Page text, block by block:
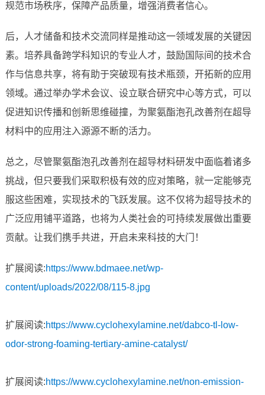
规范市场秩序，保障产品质量，增强消费者信心。
后，人才储备和技术交流同样是推动这一领域发展的关键因
素。培养具备跨学科知识的专业人才，鼓励国际间的技术合
作与信息共享，将有助于突破现有技术瓶颈，开拓新的应用
领域。通过举办学术会议、设立联合研究中心等方式，可以
促进知识传播和创新思维碰撞，为聚氨酯泡孔改善剂在超导
材料中的应用注入源源不断的活力。
总之，尽管聚氨酯泡孔改善剂在超导材料研发中面临着诸多
挑战，但只要我们采取积极有效的应对策略，就一定能够克
服这些困难，实现技术的飞跃发展。这不仅将为超导技术的
广泛应用铺平道路，也将为人类社会的可持续发展做出重要
贡献。让我们携手共进，开启未来科技的大门！
扩展阅读:https://www.bdmaee.net/wp-
content/uploads/2022/08/115-8.jpg
扩展阅读:https://www.cyclohexylamine.net/dabco-tl-low-
odor-strong-foaming-tertiary-amine-catalyst/
扩展阅读:https://www.cyclohexylamine.net/non-emission-